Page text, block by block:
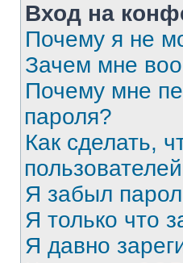
Вход на
Почему я не
Зачем мне
Почему мне
пароля?
Как сделать,
Я забыл
Я только что
Я давно